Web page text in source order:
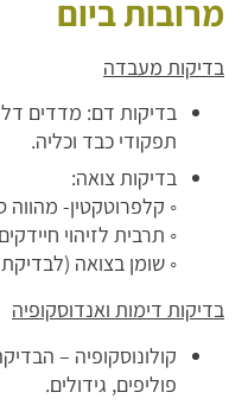
מרובות ביום
בדיקות מעבדה
תפקודי כבד וכליה.
בדיקות צואה:
◦ קלפרוטקטין-
◦ תרבית לזיהוי חיידקים
◦ שומן בצואה
בדיקות דימות ואנדוסקופיה
קולונוסקופיה –
פוליפים, גידולים.